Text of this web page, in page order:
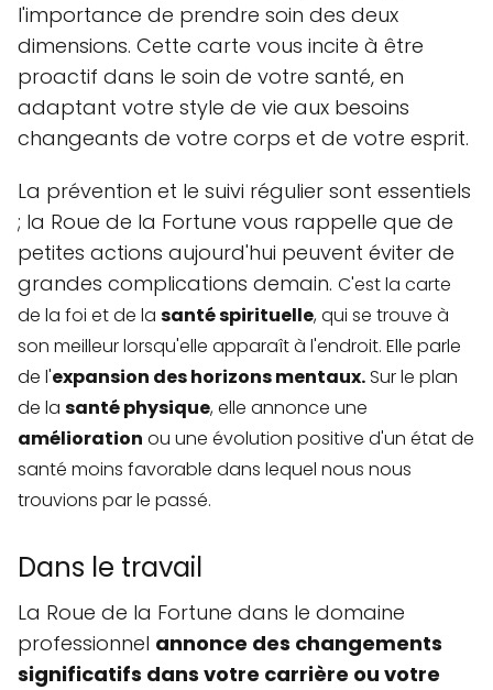
l'importance de prendre soin des deux
dimensions. Cette carte vous incite à être
proactif dans le soin de votre santé, en
adaptant votre style de vie aux besoins
changeants de votre corps et de votre esprit.
La prévention et le suivi régulier sont essentiels
; la Roue de la Fortune vous rappelle que de
petites actions aujourd'hui peuvent éviter de
grandes complications demain. C'est la carte
de la foi et de la santé spirituelle, qui se trouve à
son meilleur lorsqu'elle apparaît à l'endroit. Elle parle
de l'expansion des horizons mentaux.Sur le plan
de la santé physique, elle annonce une
amélioration ou une évolution positive d'un état de
santé moins favorable dans lequel nous nous
trouvions par le passé.
Dans le travail
La Roue de la Fortune dans le domaine
professionnel annonce des changements
significatifs dans votre carrière ou votre